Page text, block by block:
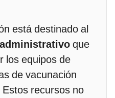
está destinado al
que
los equipos de
de vacunación
recursos no